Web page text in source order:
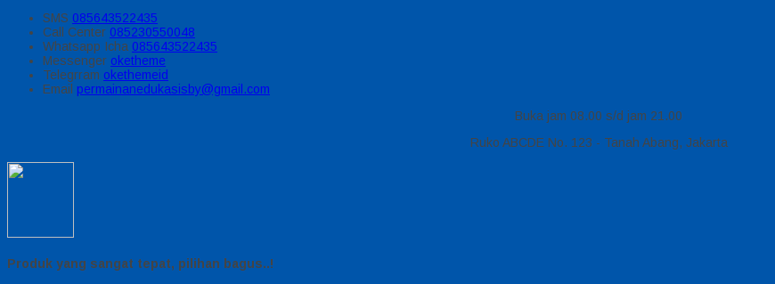
SMS 085643522435
Call Center 085230550048
Whatsapp Icha 085643522435
Messenger oketheme
Telegrram okethemeid
Email permainanedukasisby@gmail.com
Buka jam 08.00 s/d jam 21.00
Ruko ABCDE No. 123 - Tanah Abang, Jakarta
Produk yang sangat tepat, pilihan bagus..!